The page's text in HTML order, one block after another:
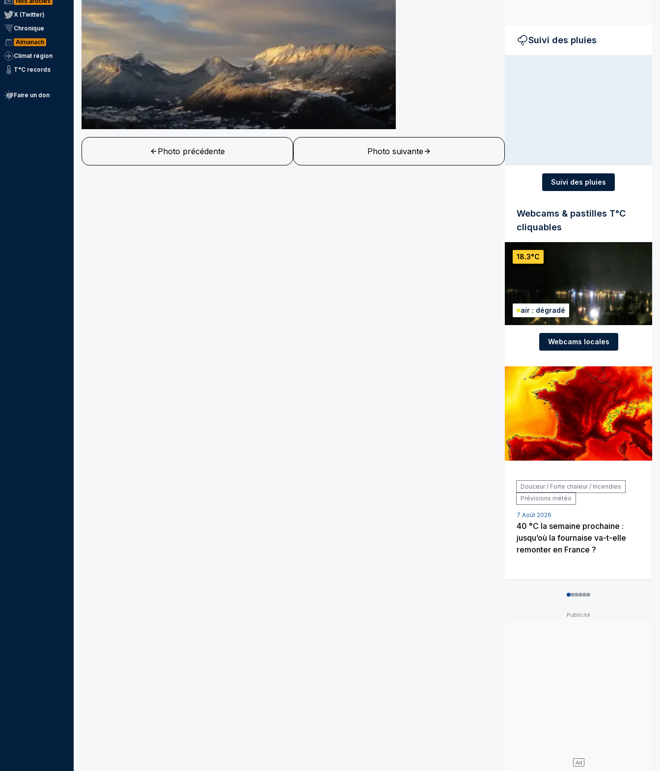
X (Twitter)
Chronique
Almanach
Climat région
T°C records
Faire un don
Photo précédente Photo suivante
Suivi des pluies
Suivi des pluies
Webcams & pastilles T°C
cliquables
18.3°C
air : dégradé
Webcams locales
Douceur / Forte chaleur / Incendies
Prévisions météo
7 Août 2026
40 °C la semaine prochaine :
jusqu’où la fournaise va-t-elle
remonter en France ?
012345